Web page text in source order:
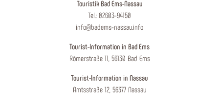
Touristik Bad Ems-Nassau
Tel.: 02603-94150
info@badems-nassau.info
Tourist-Information in Bad Ems
Römerstraße 11, 56130 Bad Ems
Tourist-Information in Nassau
Amtsstraße 12, 56377 Nassau